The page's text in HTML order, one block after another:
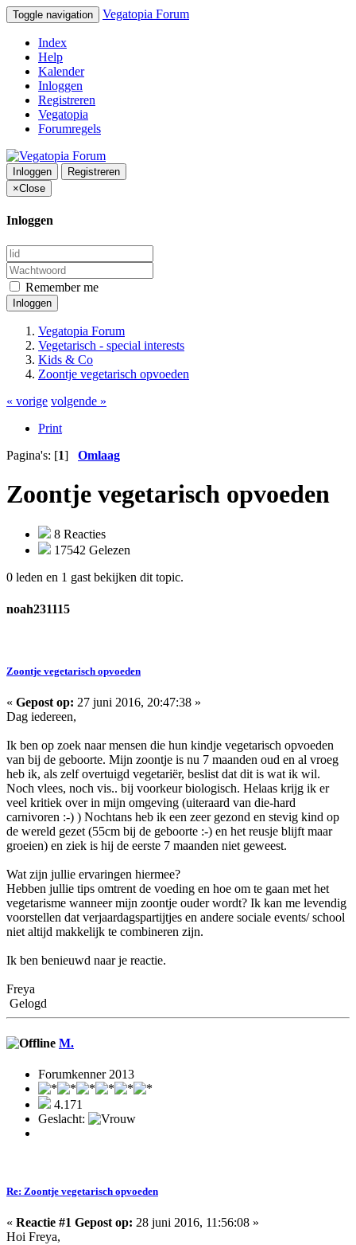
Toggle navigation Vegatopia Forum
Index
Help
Kalender
Inloggen
Registreren
Vegatopia
Forumregels
Inloggen
Registreren
×Close
Inloggen
Remember me
Inloggen
Vegatopia Forum
Vegetarisch - special interests
Kids & Co
Zoontje vegetarisch opvoeden
« vorige volgende »
Print
Pagina's: [1] Omlaag
Zoontje vegetarisch opvoeden
8 Reacties
17542 Gelezen
0 leden en 1 gast bekijken dit topic.
noah231115
Zoontje vegetarisch opvoeden
« Gepost op: 27 juni 2016, 20:47:38 »
Dag iedereen,
Ik ben op zoek naar mensen die hun kindje vegetarisch opvoeden
van bij de geboorte. Mijn zoontje is nu 7 maanden oud en al vroeg
heb ik, als zelf overtuigd vegetariër, beslist dat dit is wat ik wil.
Noch vlees, noch vis.. bij voorkeur biologisch. Helaas krijg ik er
veel kritiek over in mijn omgeving (uiteraard van die-hard
carnivoren :-) ) Nochtans heb ik een zeer gezond en stevig kind op
de wereld gezet (55cm bij de geboorte :-) en het reusje blijft maar
groeien) en ziek is hij de eerste 7 maanden niet geweest.
Wat zijn jullie ervaringen hiermee?
Hebben jullie tips omtrent de voeding en hoe om te gaan met het
vegetarisme wanneer mijn zoontje ouder wordt? Ik kan me levendig
voorstellen dat verjaardagspartijtjes en andere sociale events/ school
niet altijd makkelijk te combineren zijn.
Ik ben benieuwd naar je reactie.
Freya
Gelogd
M.
Forumkenner 2013
4.171
Geslacht:
Re: Zoontje vegetarisch opvoeden
« Reactie #1 Gepost op: 28 juni 2016, 11:56:08 »
Hoi Freya,